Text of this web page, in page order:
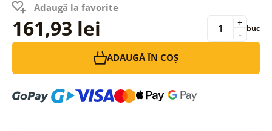
Adaugă la favorite
161,93 lei -
+ buc
ADAUGĂ ÎN COȘ